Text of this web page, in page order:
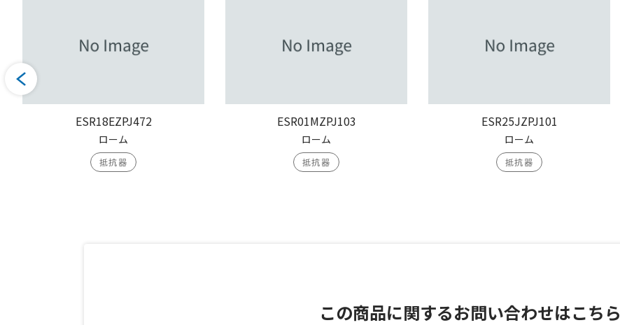
ESR18EZPJ472
ローム
抵抗器
ESR01MZPJ103
ローム
抵抗器
ESR25JZPJ101
ローム
抵抗器
この商品に関するお問い合わせはこちら